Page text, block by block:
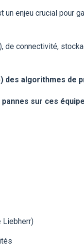
enjeu crucial pour
de connectivité,
des algorithmes de
sur ces
Liebherr)